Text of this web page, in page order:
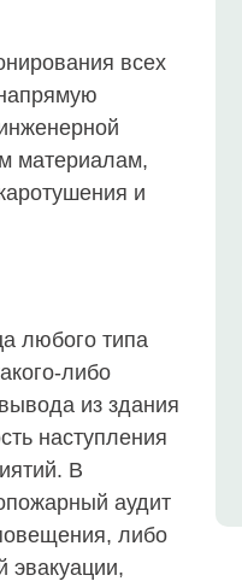
всех
материалам,
и
любого типа
либо
из здания
наступления
В
аудит
либо
эвакуации,